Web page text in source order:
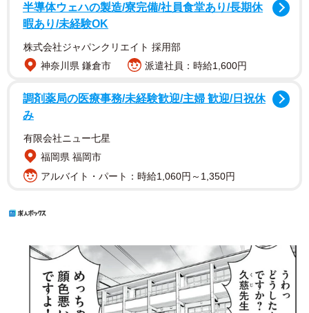
半導体ウェハの製造/寮完備/社員食堂あり/長期休
暇あり/未経験OK
株式会社ジャパンクリエイト 採用部
神奈川県 鎌倉市
派遣社員：時給1,600円
調剤薬局の医療事務/未経験歓迎/主婦 歓迎/日祝休
み
有限会社ニュー七星
福岡県 福岡市
アルバイト・パート：時給1,060円～1,350円